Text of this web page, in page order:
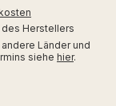
Herstellers
Länder und
siehe hier.